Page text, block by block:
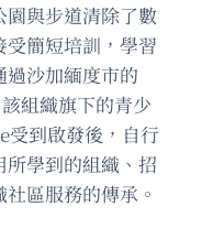
與步道清除了數
簡短培訓，學習
沙加緬度市的
組織旗下的青少
到啟發後，自行
學到的組織、招
區服務的傳承。